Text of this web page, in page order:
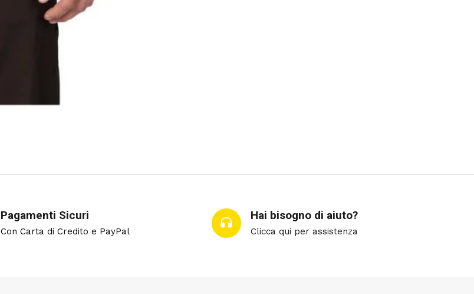
Pagamenti Sicuri
Con Carta di Credito e PayPal
Hai bisogno di aiuto?
Clicca qui per assistenza